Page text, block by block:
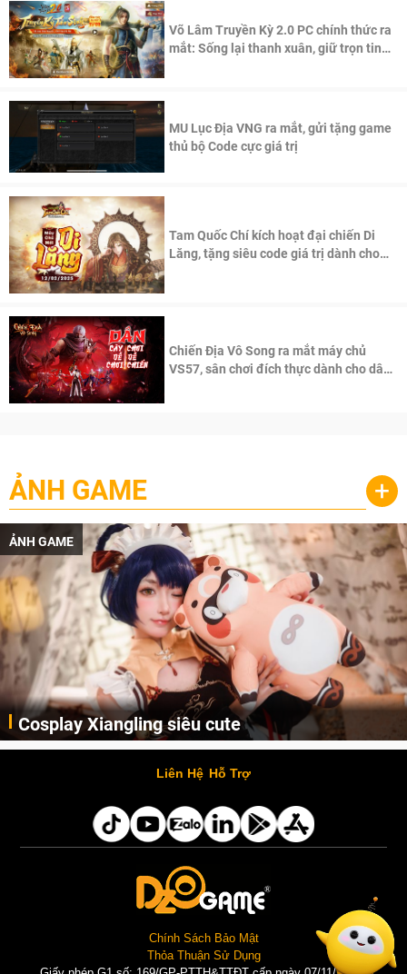
Võ Lâm Truyền Kỳ 2.0 PC chính thức ra
mắt: Sống lại thanh xuân, giữ trọn tinh
MU Lục Địa VNG ra mắt, gửi tặng game
thủ bộ Code cực giá trị
Tam Quốc Chí kích hoạt đại chiến Di
Lăng, tặng siêu code giá trị dành cho
Chiến Địa Vô Song ra mắt máy chủ
VS57, sân chơi đích thực dành cho dân
ẢNH GAME +
ẢNH GAME
Cosplay Xiangling siêu cute
Cùng thưởng thức những hình ảnh cosplay Xiangling trong Genshin Impact siêu dễ thương của người dùng Weibo "阿包也是兔娘"
Liên Hệ Hỗ Trợ
Chính Sách Bảo Mật
Thỏa Thuận Sử Dụng